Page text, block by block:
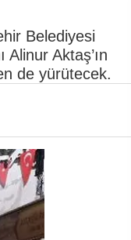
Belediyesi
Aktaş’ın
de yürütecek.